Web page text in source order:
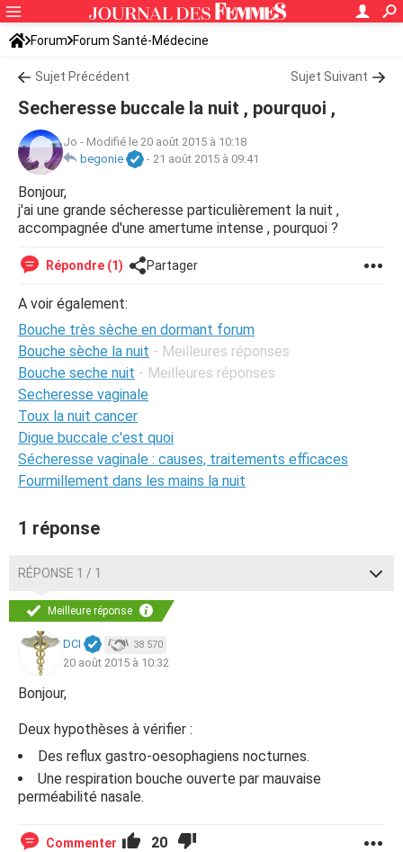
Forum Forum Santé-Médecine
Symptômes et maladies courantes
Sujet Précédent Sujet Suivant
Secheresse buccale la nuit , pourquoi ,
Jo - Modifié le 20 août 2015 à 10:18
begonie
- 21 août 2015 à 09:41
Bonjour,
j'ai une grande sécheresse particulièrement la nuit ,
accompagnée d'une amertume intense , pourquoi ?
Répondre (1) Partager
A voir également:
Bouche très sèche en dormant forum
Bouche sèche la nuit - Meilleures réponses
Bouche seche nuit - Meilleures réponses
Secheresse vaginale
Toux la nuit cancer
Digue buccale c'est quoi
Sécheresse vaginale : causes, traitements efficaces
Fourmillement dans les mains la nuit
1 réponse
RÉPONSE 1 / 1
Meilleure réponse
DCI 38 570
20 août 2015 à 10:32
Bonjour,
Deux hypothèses à vérifier :
Des reflux gastro-oesophagiens nocturnes.
Une respiration bouche ouverte par mauvaise
perméabilité nasale.
Commenter 20